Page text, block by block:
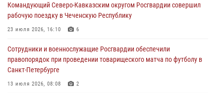
Росгвардейцы провели занятие по стрелковой подготовке для
воспитанников Центра детского, юношеского туризма и
09 августа 2026, 05:00
В регионах Урала бойцам Росгвардии в зону СВО передали свежие
тиражи газет
Командующий Северо-Кавказским округом Росгвардии совершил
рабочую поездку в Чеченскую Республику
23 июля 2026, 16:10 6
Сотрудники и военнослужащие Росгвардии обеспечили
правопорядок при проведении товарищеского матча по футболу в
Санкт-Петербурге
13 июля 2026, 08:08 2